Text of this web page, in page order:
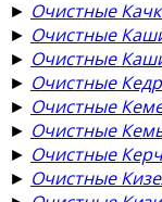
► Очистные
► Очистные
► Очистные
► Очистные
► Очистные
► Очистные
► Очистные
► Очистные